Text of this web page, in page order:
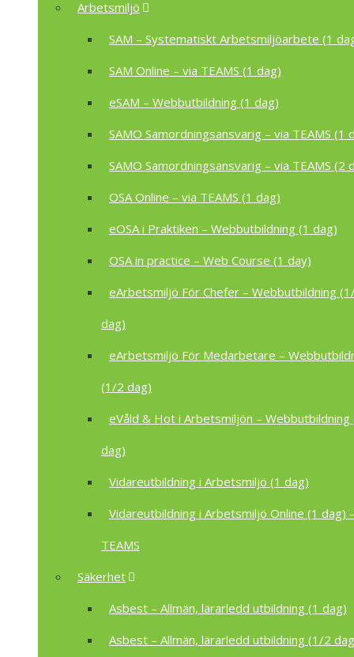
Arbetsmiljö
SAM – Systematiskt Arbetsmiljöarbete (1
SAM Online – via TEAMS (1 dag)
eSAM – Webbutbildning (1 dag)
SAMO Samordningsansvarig – via TEAMS (1
SAMO Samordningsansvarig – via TEAMS (2
OSA Online – via TEAMS (1 dag)
eOSA i Praktiken – Webbutbildning (1 dag)
OSA in practice – Web Course (1 day)
eArbetsmiljö För Chefer – Webbutbildning
dag)
eArbetsmiljö För Medarbetare –
(1/2 dag)
eVåld & Hot i Arbetsmiljön – Webbutbildning
dag)
Vidareutbildning i Arbetsmiljö (1 dag)
Vidareutbildning i Arbetsmiljö Online (1 dag)
TEAMS
Säkerhet
Asbest – Allmän, lärarledd utbildning (1 dag)
Asbest – Allmän, lärarledd utbildning (1/2